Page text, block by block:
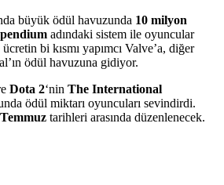
büyük ödül havuzunda 10 milyon
adındaki sistem ile oyuncular
bi kısmı yapımcı Valve’a, diğer
ödül havuzuna gidiyor.
Dota 2‘nin The International
ödül miktarı oyuncuları sevindirdi.
tarihleri arasında düzenlenecek.